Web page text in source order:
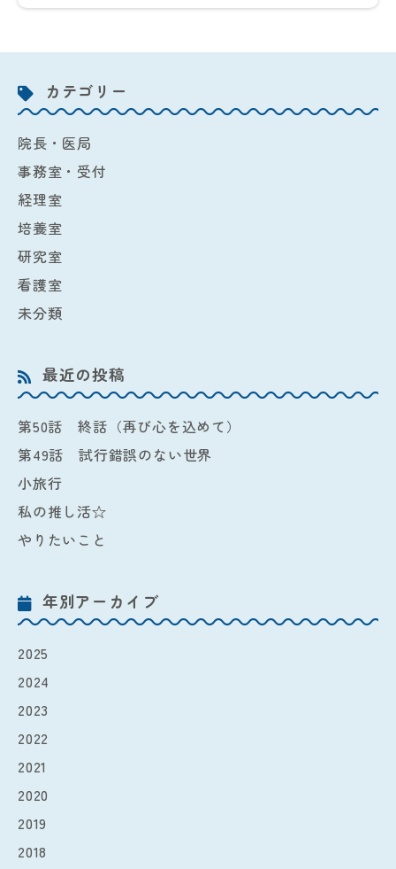
カテゴリー
院長・医局
事務室・受付
経理室
培養室
研究室
看護室
未分類
最近の投稿
第50話 終話（再び心を込めて）
第49話 試行錯誤のない世界
小旅行
私の推し活☆
やりたいこと
年別アーカイブ
2025
2024
2023
2022
2021
2020
2019
2018